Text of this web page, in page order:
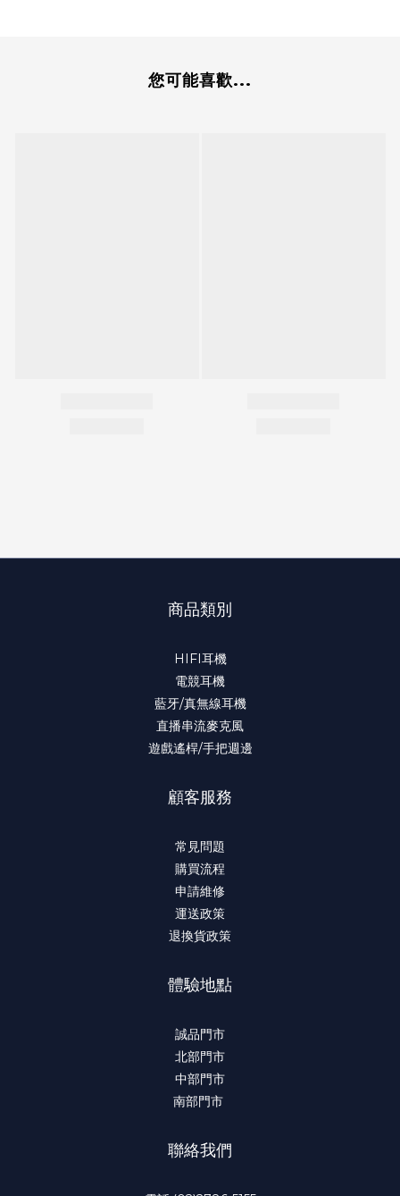
您可能喜歡...
商品類別
HIFI耳機
電競耳機
藍牙/真無線耳機
直播串流麥克風
遊戲遙桿/手把週邊
顧客服務
常見問題
購買流程
申請維修
運送政策
退換貨政策
體驗地點
誠品門市
北部門市
中部門市
南部門市
聯絡我們